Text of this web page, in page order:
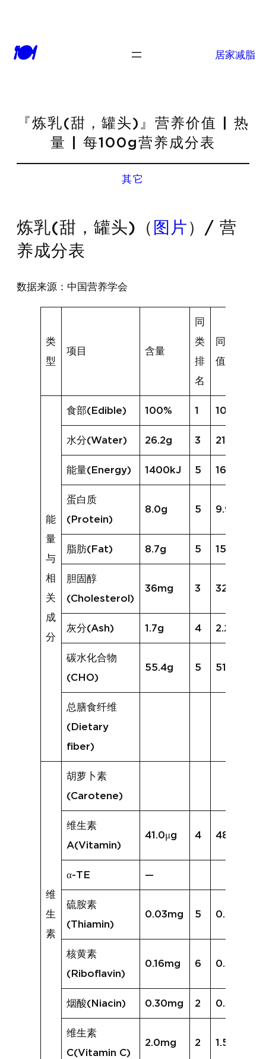
🍽 居家减脂
『炼乳(甜，罐头)』营养价值 | 热
量 | 每100g营养成分表
其它
炼乳(甜，罐头)（ 图片 ）/ 营
养成分表
数据来源：中国营养学会
类
型
项目 含量
同
类
排
名
同类均
值
能
量
与
相
关
成
分
食部(Edible) 100% 1 100%
水分(Water) 26.2g 3 21.5g
能量(Energy) 1400kJ 5 1605kJ
蛋白质
(Protein)
8.0g 5 9.9g
脂肪(Fat) 8.7g 5 15.3g
胆固醇
(Cholesterol)
36mg 3 32mg
灰分(Ash) 1.7g 4 2.2g
碳水化合物
(CHO)
55.4g 5 51.1g
总膳食纤维
(Dietary
fiber)
维
生
素
胡萝卜素
(Carotene)
维生素
A(Vitamin)
41.0μg 4 48.2μg
α-TE —
硫胺素
(Thiamin)
0.03mg 5 0.06mg
核黄素
(Riboflavin)
0.16mg 6 0.30mg
烟酸(Niacin) 0.30mg 2 0.46mg
维生素
C(Vitamin C)
2.0mg 2 1.5mg